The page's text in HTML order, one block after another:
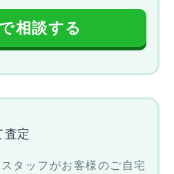
相談する
査定
タッフがお客様のご自宅